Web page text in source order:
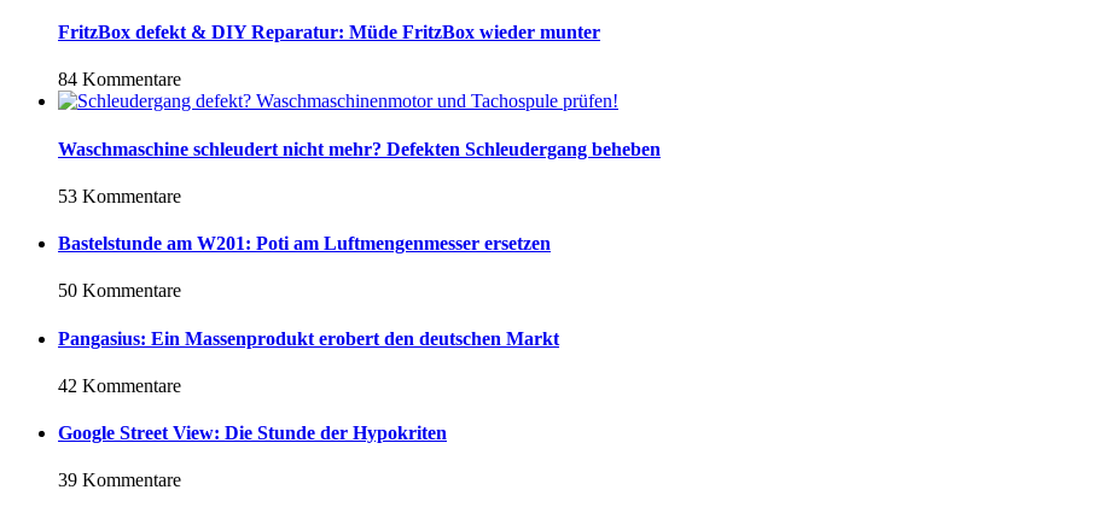
FritzBox defekt & DIY Reparatur: Müde FritzBox wieder munter
84 Kommentare
Waschmaschine schleudert nicht mehr? Defekten Schleudergang beheben
53 Kommentare
Bastelstunde am W201: Poti am Luftmengenmesser ersetzen
50 Kommentare
Pangasius: Ein Massenprodukt erobert den deutschen Markt
42 Kommentare
Google Street View: Die Stunde der Hypokriten
39 Kommentare